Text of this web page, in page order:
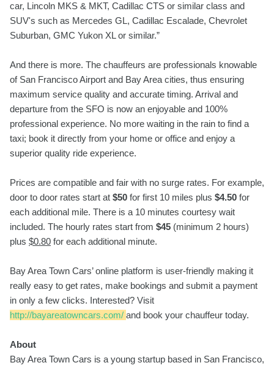
car, Lincoln MKS & MKT, Cadillac CTS or similar class and
SUV's such as Mercedes GL, Cadillac Escalade, Chevrolet
Suburban, GMC Yukon XL or similar.”
And there is more. The chauffeurs are professionals knowable
of San Francisco Airport and Bay Area cities, thus ensuring
maximum service quality and accurate timing. Arrival and
departure from the SFO is now an enjoyable and 100%
professional experience. No more waiting in the rain to find a
taxi; book it directly from your home or office and enjoy a
superior quality ride experience.
Prices are compatible and fair with no surge rates. For example,
door to door rates start at $50 for first 10 miles plus $4.50 for
each additional mile. There is a 10 minutes courtesy wait
included. The hourly rates start from $45 (minimum 2 hours)
plus $0.80 for each additional minute.
Bay Area Town Cars’ online platform is user-friendly making it
really easy to get rates, make bookings and submit a payment
in only a few clicks. Interested? Visit
http://bayareatowncars.com/ and book your chauffeur today.
About
Bay Area Town Cars is a young startup based in San Francisco,